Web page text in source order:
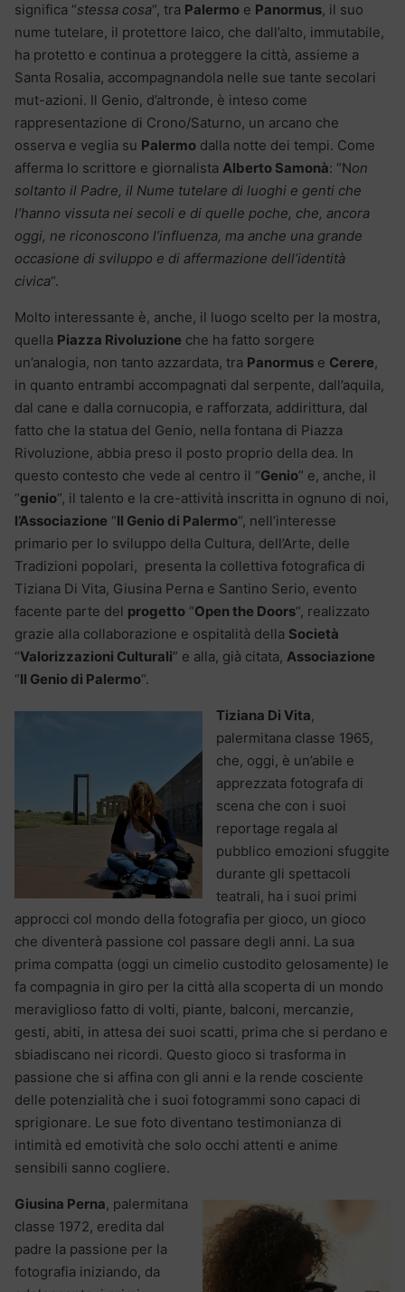
significa “stessa cosa“, tra Palermo e Panormus, il suo
nume tutelare, il protettore laico, che dall’alto, immutabile,
ha protetto e continua a proteggere la città, assieme a
Santa Rosalia, accompagnandola nelle sue tante secolari
mut-azioni. Il Genio, d’altronde, è inteso come
rappresentazione di Crono/Saturno, un arcano che
osserva e veglia su Palermo dalla notte dei tempi. Come
afferma lo scrittore e giornalista Alberto Samonà: “Non
soltanto il Padre, il Nume tutelare di luoghi e genti che
l’hanno vissuta nei secoli e di quelle poche, che, ancora
oggi, ne riconoscono l’influenza, ma anche una grande
occasione di sviluppo e di affermazione dell’identità
civica“.
Molto interessante è, anche, il luogo scelto per la mostra,
quella Piazza Rivoluzione che ha fatto sorgere
un’analogia, non tanto azzardata, tra Panormus e Cerere,
in quanto entrambi accompagnati dal serpente, dall’aquila,
dal cane e dalla cornucopia, e rafforzata, addirittura, dal
fatto che la statua del Genio, nella fontana di Piazza
Rivoluzione, abbia preso il posto proprio della dea. In
questo contesto che vede al centro il “Genio” e, anche, il
“genio“, il talento e la cre-attività inscritta in ognuno di noi,
l’Associazione “Il Genio di Palermo“, nell’interesse
primario per lo sviluppo della Cultura, dell’Arte, delle
Tradizioni popolari, presenta la collettiva fotografica di
Tiziana Di Vita, Giusina Perna e Santino Serio, evento
facente parte del progetto “Open the Doors“, realizzato
grazie alla collaborazione e ospitalità della Società
“Valorizzazioni Culturali” e alla, già citata, Associazione
“Il Genio di Palermo“.
Tiziana Di Vita,
palermitana classe 1965,
che, oggi, è un’abile e
apprezzata fotografa di
scena che con i suoi
reportage regala al
pubblico emozioni sfuggite
durante gli spettacoli
teatrali, ha i suoi primi
approcci col mondo della fotografia per gioco, un gioco
che diventerà passione col passare degli anni. La sua
prima compatta (oggi un cimelio custodito gelosamente) le
fa compagnia in giro per la città alla scoperta di un mondo
meraviglioso fatto di volti, piante, balconi, mercanzie,
gesti, abiti, in attesa dei suoi scatti, prima che si perdano e
sbiadiscano nei ricordi. Questo gioco si trasforma in
passione che si affina con gli anni e la rende cosciente
delle potenzialità che i suoi fotogrammi sono capaci di
sprigionare. Le sue foto diventano testimonianza di
intimità ed emotività che solo occhi attenti e anime
sensibili sanno cogliere.
Giusina Perna, palermitana
classe 1972, eredita dal
padre la passione per la
fotografia iniziando, da